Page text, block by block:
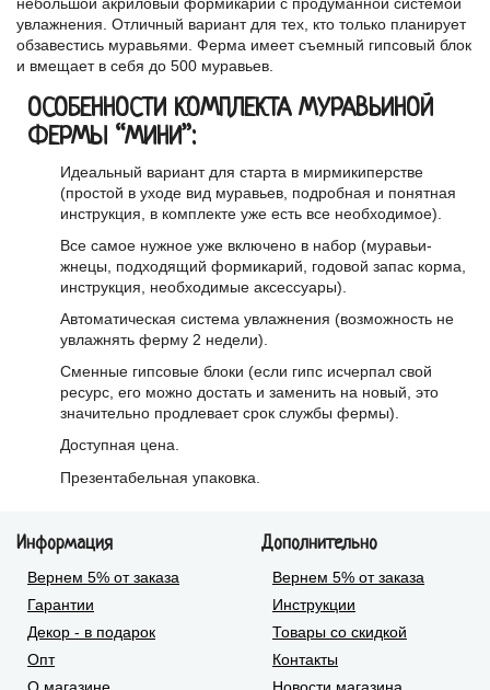
увлажнения. Отличный вариант для тех, кто только планирует
обзавестись муравьями. Ферма имеет съемный гипсовый блок
и вмещает в себя до 500 муравьев.
ОСОБЕННОСТИ КОМПЛЕКТА МУРАВЬИНОЙ
ФЕРМЫ “МИНИ”:
Идеальный вариант для старта в мирмикиперстве
(простой в уходе вид муравьев, подробная и понятная
инструкция, в комплекте уже есть все необходимое).
Все самое нужное уже включено в набор (муравьи-
жнецы, подходящий формикарий, годовой запас корма,
инструкция, необходимые аксессуары).
Автоматическая система увлажнения (возможность не
увлажнять ферму 2 недели).
Сменные гипсовые блоки (если гипс исчерпал свой
ресурс, его можно достать и заменить на новый, это
значительно продлевает срок службы фермы).
Доступная цена.
Презентабельная упаковка.
Информация
Вернем 5% от заказа
Гарантии
Декор - в подарок
Опт
О магазине
Дополнительно
Вернем 5% от заказа
Инструкции
Товары со скидкой
Контакты
Новости магазина